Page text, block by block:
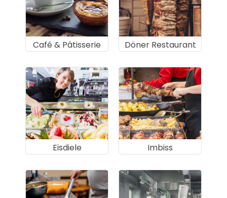
Café & Pâtisserie Döner Restaurant
Eisdiele Imbiss